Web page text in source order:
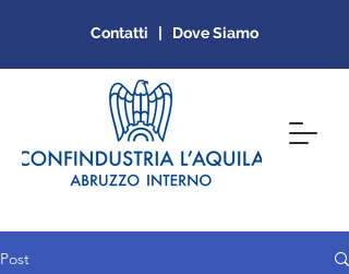
Contatti | Dove Siamo
Post